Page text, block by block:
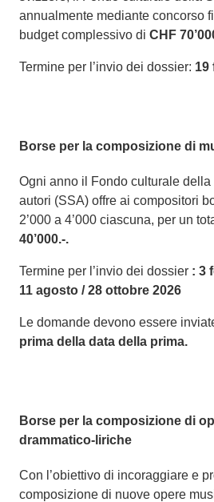
annualmente mediante concorso
budget complessivo di CHF
Termine per l’invio dei dossier: 19
Borse per la composizione di
Ogni anno il Fondo culturale
autori (SSA) offre ai compositori
2’000 a 4’000 ciascuna, per un
40’000.-.
Termine per l’invio dei dossier : 3
11 agosto / 28 ottobre 2026
Le domande devono essere
prima della data della prima.
Borse per la composizione di
drammatico-liriche
Con l’obiettivo di incoraggiare e
composizione di nuove opere